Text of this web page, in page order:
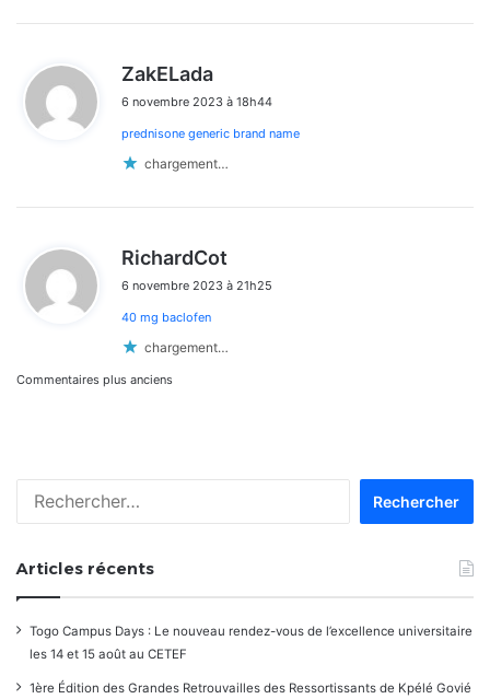
ZakELada
t
6 novembre 2023 à 18h44
prednisone generic brand name
chargement…
RichardCot
t
6 novembre 2023 à 21h25
40 mg baclofen
chargement…
Navigation
commentaires
Commentaires plus anciens
Articles récents
Togo Campus Days : Le nouveau rendez-vous de l’excellence universitaire
les 14 et 15 août au CETEF
1ère Édition des Grandes Retrouvailles des Ressortissants de Kpélé Govié